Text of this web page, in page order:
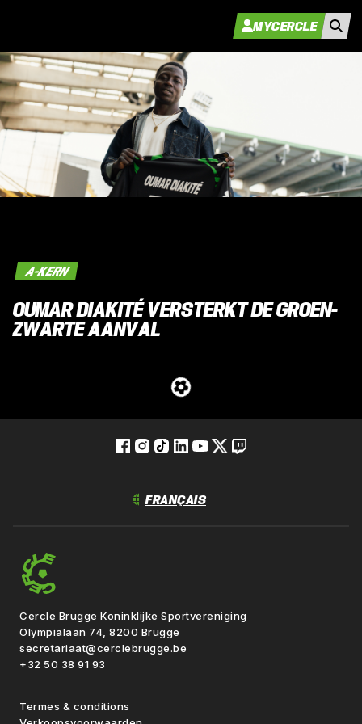
MYCERCLE
A-KERN
OUMAR DIAKITÉ VERSTERKT DE GROEN-
ZWARTE AANVAL
Cercle Brugge Koninklijke Sportvereniging
Olympialaan 74, 8200 Brugge
secretariaat@cerclebrugge.be
+32 50 38 91 93
Termes & conditions